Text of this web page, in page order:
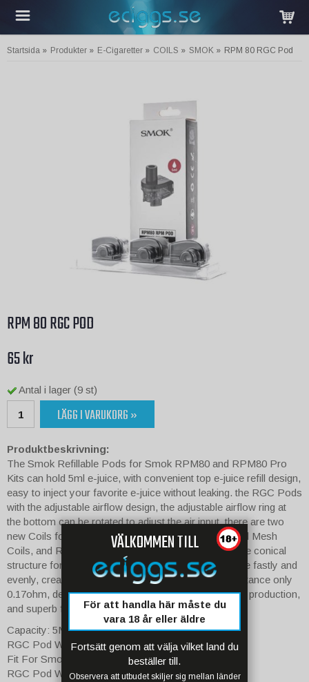
Startsida » Produkter » E-Cigaretter » COILS » SMOK » RPM 80 RGC Pod
RPM 80 RGC POD
65 kr
Antal i lager (9 st)
LÄGG I VARUKORG »
Produktbeskrivning:
The Smok Refillable Pods for Smok RPM80 and RPM80 Pro
Kits can hold 5ml e-juice, with convenient top e-juice refill design,
easy to inject your favorite e-juice without leaking. the RGC Pods
with the adjustable airflow design, the adjustable airflow ring at
the bottom can be rotated to adjust the air input. there are two
new Coils for the Smok RGC Pods, the RGC Conical Mesh
Coils, and RGC RBA. the Conical Mesh Coils with the conical
structure for the large heating area will heat the e-juice fastly and
evenly, creating an unparalleled burst flavor. the resistance only
0.17ohm, delivers the fast heating rate, intense vapor production,
and superb flavor output.
Capacity: 5ML
RGC Pod With Conical Mesh Coil 0.17ohm
Fit For Smok RPM 80, Smok RPM80 Pro
RGC Pod With Adjustable Airflow Design
VÄLKOMMEN TILL
För att handla här måste du
vara 18 år eller äldre
Fortsätt genom att välja vilket land du
beställer till.
Observera att utbudet skiljer sig mellan länder